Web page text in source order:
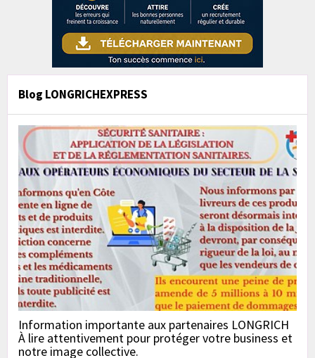
Blog LONGRICHEXPRESS
Information importante aux partenaires LONGRICH
À lire attentivement pour protéger votre business et
notre image collective.